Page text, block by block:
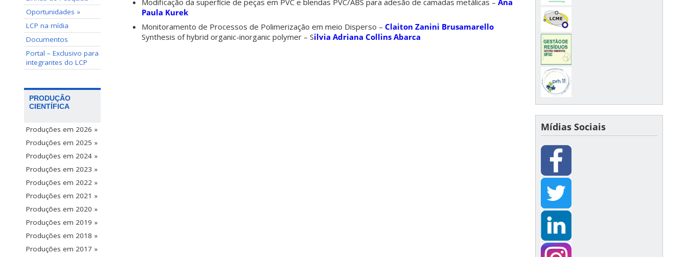
Oportunidades »
LCP na mídia
Documentos
Portal – Exclusivo para
integrantes do LCP
PRODUÇÃO
CIENTÍFICA
Produções em 2026 »
Produções em 2025 »
Produções em 2024 »
Produções em 2023 »
Produções em 2022 »
Produções em 2021 »
Produções em 2020 »
Produções em 2019 »
Produções em 2018 »
Produções em 2017 »
Modificação da superfície de peças em PVC e blendas PVC/ABS para adesão de camadas metálicas – Ana
Paula Kurek
Monitoramento de Processos de Polimerização em meio Disperso – Claiton Zanini Brusamarello
Synthesis of hybrid organic-inorganic polymer – Silvia Adriana Collins Abarca
Mídias Sociais